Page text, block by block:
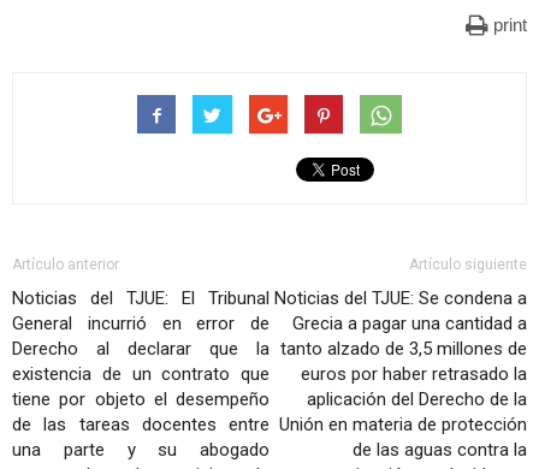
print
Artículo anterior
Noticias del TJUE: El Tribunal
General incurrió en error de
Derecho al declarar que la
existencia de un contrato que
tiene por objeto el desempeño
de las tareas docentes entre
una parte y su abogado
Artículo siguiente
Noticias del TJUE: Se condena a
Grecia a pagar una cantidad a
tanto alzado de 3,5 millones de
euros por haber retrasado la
aplicación del Derecho de la
Unión en materia de protección
de las aguas contra la